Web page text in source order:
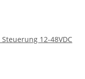
12-48VDC